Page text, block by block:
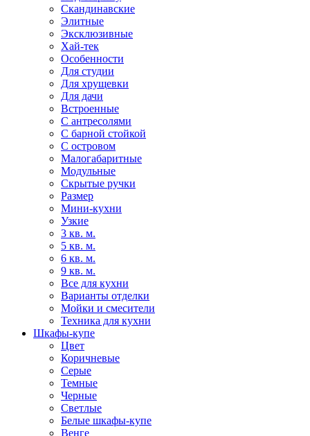
Скандинавские
Элитные
Эксклюзивные
Хай-тек
Особенности
Для студии
Для хрущевки
Для дачи
Встроенные
С антресолями
С барной стойкой
С островом
Малогабаритные
Модульные
Скрытые ручки
Размер
Мини-кухни
Узкие
3 кв. м.
5 кв. м.
6 кв. м.
9 кв. м.
Все для кухни
Варианты отделки
Мойки и смесители
Техника для кухни
Шкафы-купе
Цвет
Коричневые
Серые
Темные
Черные
Светлые
Белые шкафы-купе
Венге